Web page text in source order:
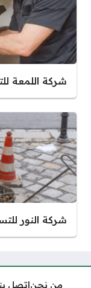
شركة اللمعة
شركة النور
من نحناتصل